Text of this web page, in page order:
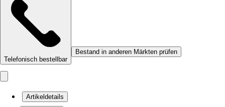
Telefonisch bestellbar
Bestand in anderen Märkten prüfen
Artikeldetails